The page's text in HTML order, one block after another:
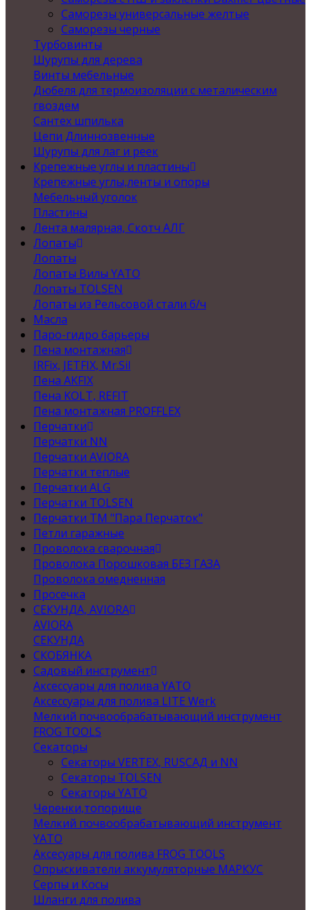
Саморезы универсальные желтые
Саморезы черные
Турбовинты
Шурупы для дерева
Винты мебельные
Дюбеля для термоизоляции с металическим
гвоздем
Сантех шпилька
Цепи Длиннозвенные
Шурупы для лаг и реек
Крепежные углы и пластины
Крепежные углы,ленты и опоры
Мебельный уголок
Пластины
Лента малярная, Скотч АЛГ
Лопаты
Лопаты
Лопаты Вилы YATO
Лопаты TOLSEN
Лопаты из Рельсовой стали б/ч
Масла
Паро-гидро барьеры
Пена монтажная
IRFix, JETFIX, Mr.Sil
Пена AKFIX
Пена KOLT, REFIT
Пена монтажная PROFFLEX
Перчатки
Перчатки NN
Перчатки AVIORA
Перчатки теплые
Перчатки ALG
Перчатки TOLSEN
Перчатки ТМ "Пара Перчаток"
Петли гаражные
Проволока сварочная
Проволока Порошковая БЕЗ ГАЗА
Проволока омедненная
Просечка
СЕКУНДА, AVIORA
AVIORA
СЕКУНДА
СКОБЯНКА
Садовый инструмент
Аксессуары для полива YATO
Аксессуары для полива LITE Werk
Мелкий почвообрабатывающий инструмент
FROG TOOLS
Секаторы
Секаторы VERTEX, RUSСАД и NN
Секаторы TOLSEN
Секаторы YATO
Черенки,топорище
Мелкий почвообрабатывающий инструмент
YATO
Аксесуары для полива FROG TOOLS
Опрыскиватели аккумуляторные МАРКУС
Серпы и Косы
Шланги для полива